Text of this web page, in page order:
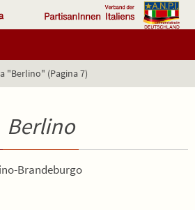
"Berlino" (Pagina 7)
Berlino
Brandeburgo